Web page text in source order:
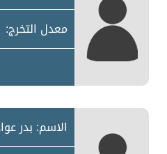
معدل التخرج:
الاسم: بدر